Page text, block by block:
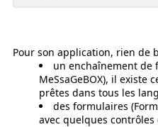
Pour son application, rien de
un enchaînement de
MeSsaGeBOX), il existe
prêtes dans tous les
des formulaires
avec quelques contrôles